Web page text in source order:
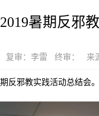
暑期反邪
审：李雷 终审： 来
反邪教实践活动总结会